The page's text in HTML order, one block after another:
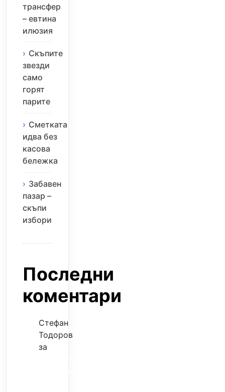
трансфер
– евтина
илюзия
Скъпите
звезди
само
горят
парите
Сметката
идва без
касова
бележка
Забавен
пазар –
скъпи
избори
Последни
коментари
Стефан
Тодоров
за